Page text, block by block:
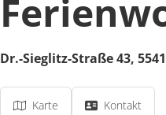
Dr.-Sieglitz-Straße 43,
Karte Kontakt